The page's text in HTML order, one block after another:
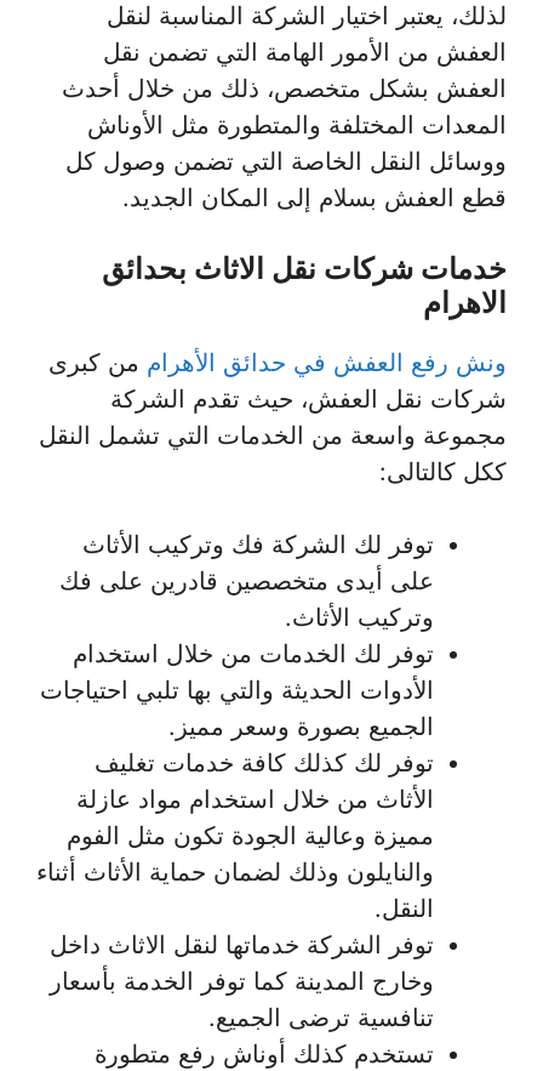
لذلك، يعتبر اختيار الشركة المناسبة لنقل
العفش من الأمور الهامة التي تضمن نقل
العفش بشكل متخصص، ذلك من خلال أحدث
المعدات المختلفة والمتطورة مثل الأوناش
ووسائل النقل الخاصة التي تضمن وصول كل
قطع العفش بسلام إلى المكان الجديد.
خدمات شركات نقل الاثاث بحدائق
الاهرام
ونش رفع العفش في حدائق الأهرام من كبرى
شركات نقل العفش، حيث تقدم الشركة
مجموعة واسعة من الخدمات التي تشمل النقل
ككل كالتالى:
توفر لك الشركة فك وتركيب الأثاث
على أيدى متخصصين قادرين على فك
وتركيب الأثاث.
توفر لك الخدمات من خلال استخدام
الأدوات الحديثة والتي بها تلبي احتياجات
الجميع بصورة وسعر مميز.
توفر لك كذلك كافة خدمات تغليف
الأثاث من خلال استخدام مواد عازلة
مميزة وعالية الجودة تكون مثل الفوم
والنايلون وذلك لضمان حماية الأثاث أثناء
النقل.
توفر الشركة خدماتها لنقل الاثاث داخل
وخارج المدينة كما توفر الخدمة بأسعار
تنافسية ترضى الجميع.
تستخدم كذلك أوناش رفع متطورة